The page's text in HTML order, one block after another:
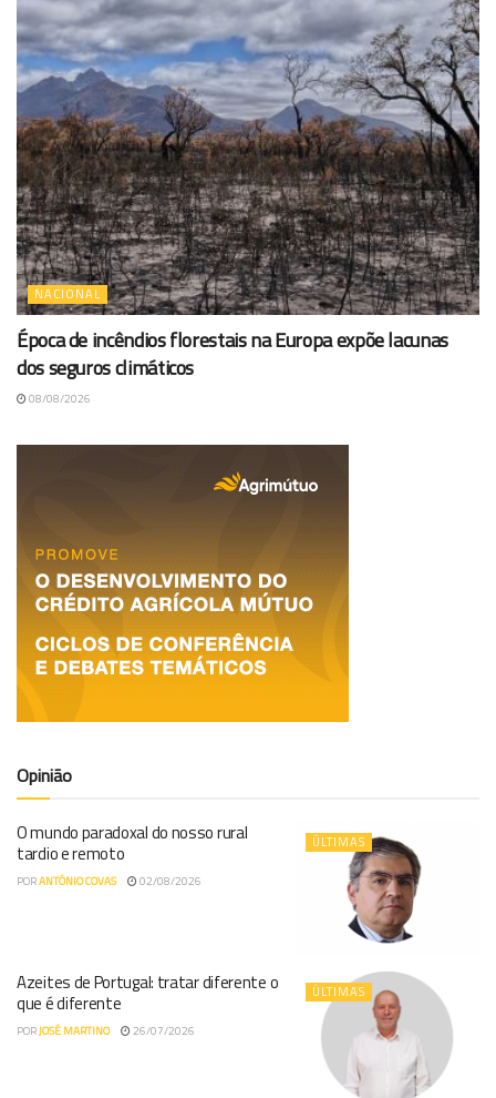
NACIONAL
Época de incêndios florestais na Europa expõe lacunas
dos seguros climáticos
08/08/2026
Opinião
ÚLTIMAS
O mundo paradoxal do nosso rural
tardio e remoto
PORANTÓNIO COVAS 02/08/2026
ÚLTIMAS
Azeites de Portugal: tratar diferente o
que é diferente
PORJOSÉ MARTINO 26/07/2026